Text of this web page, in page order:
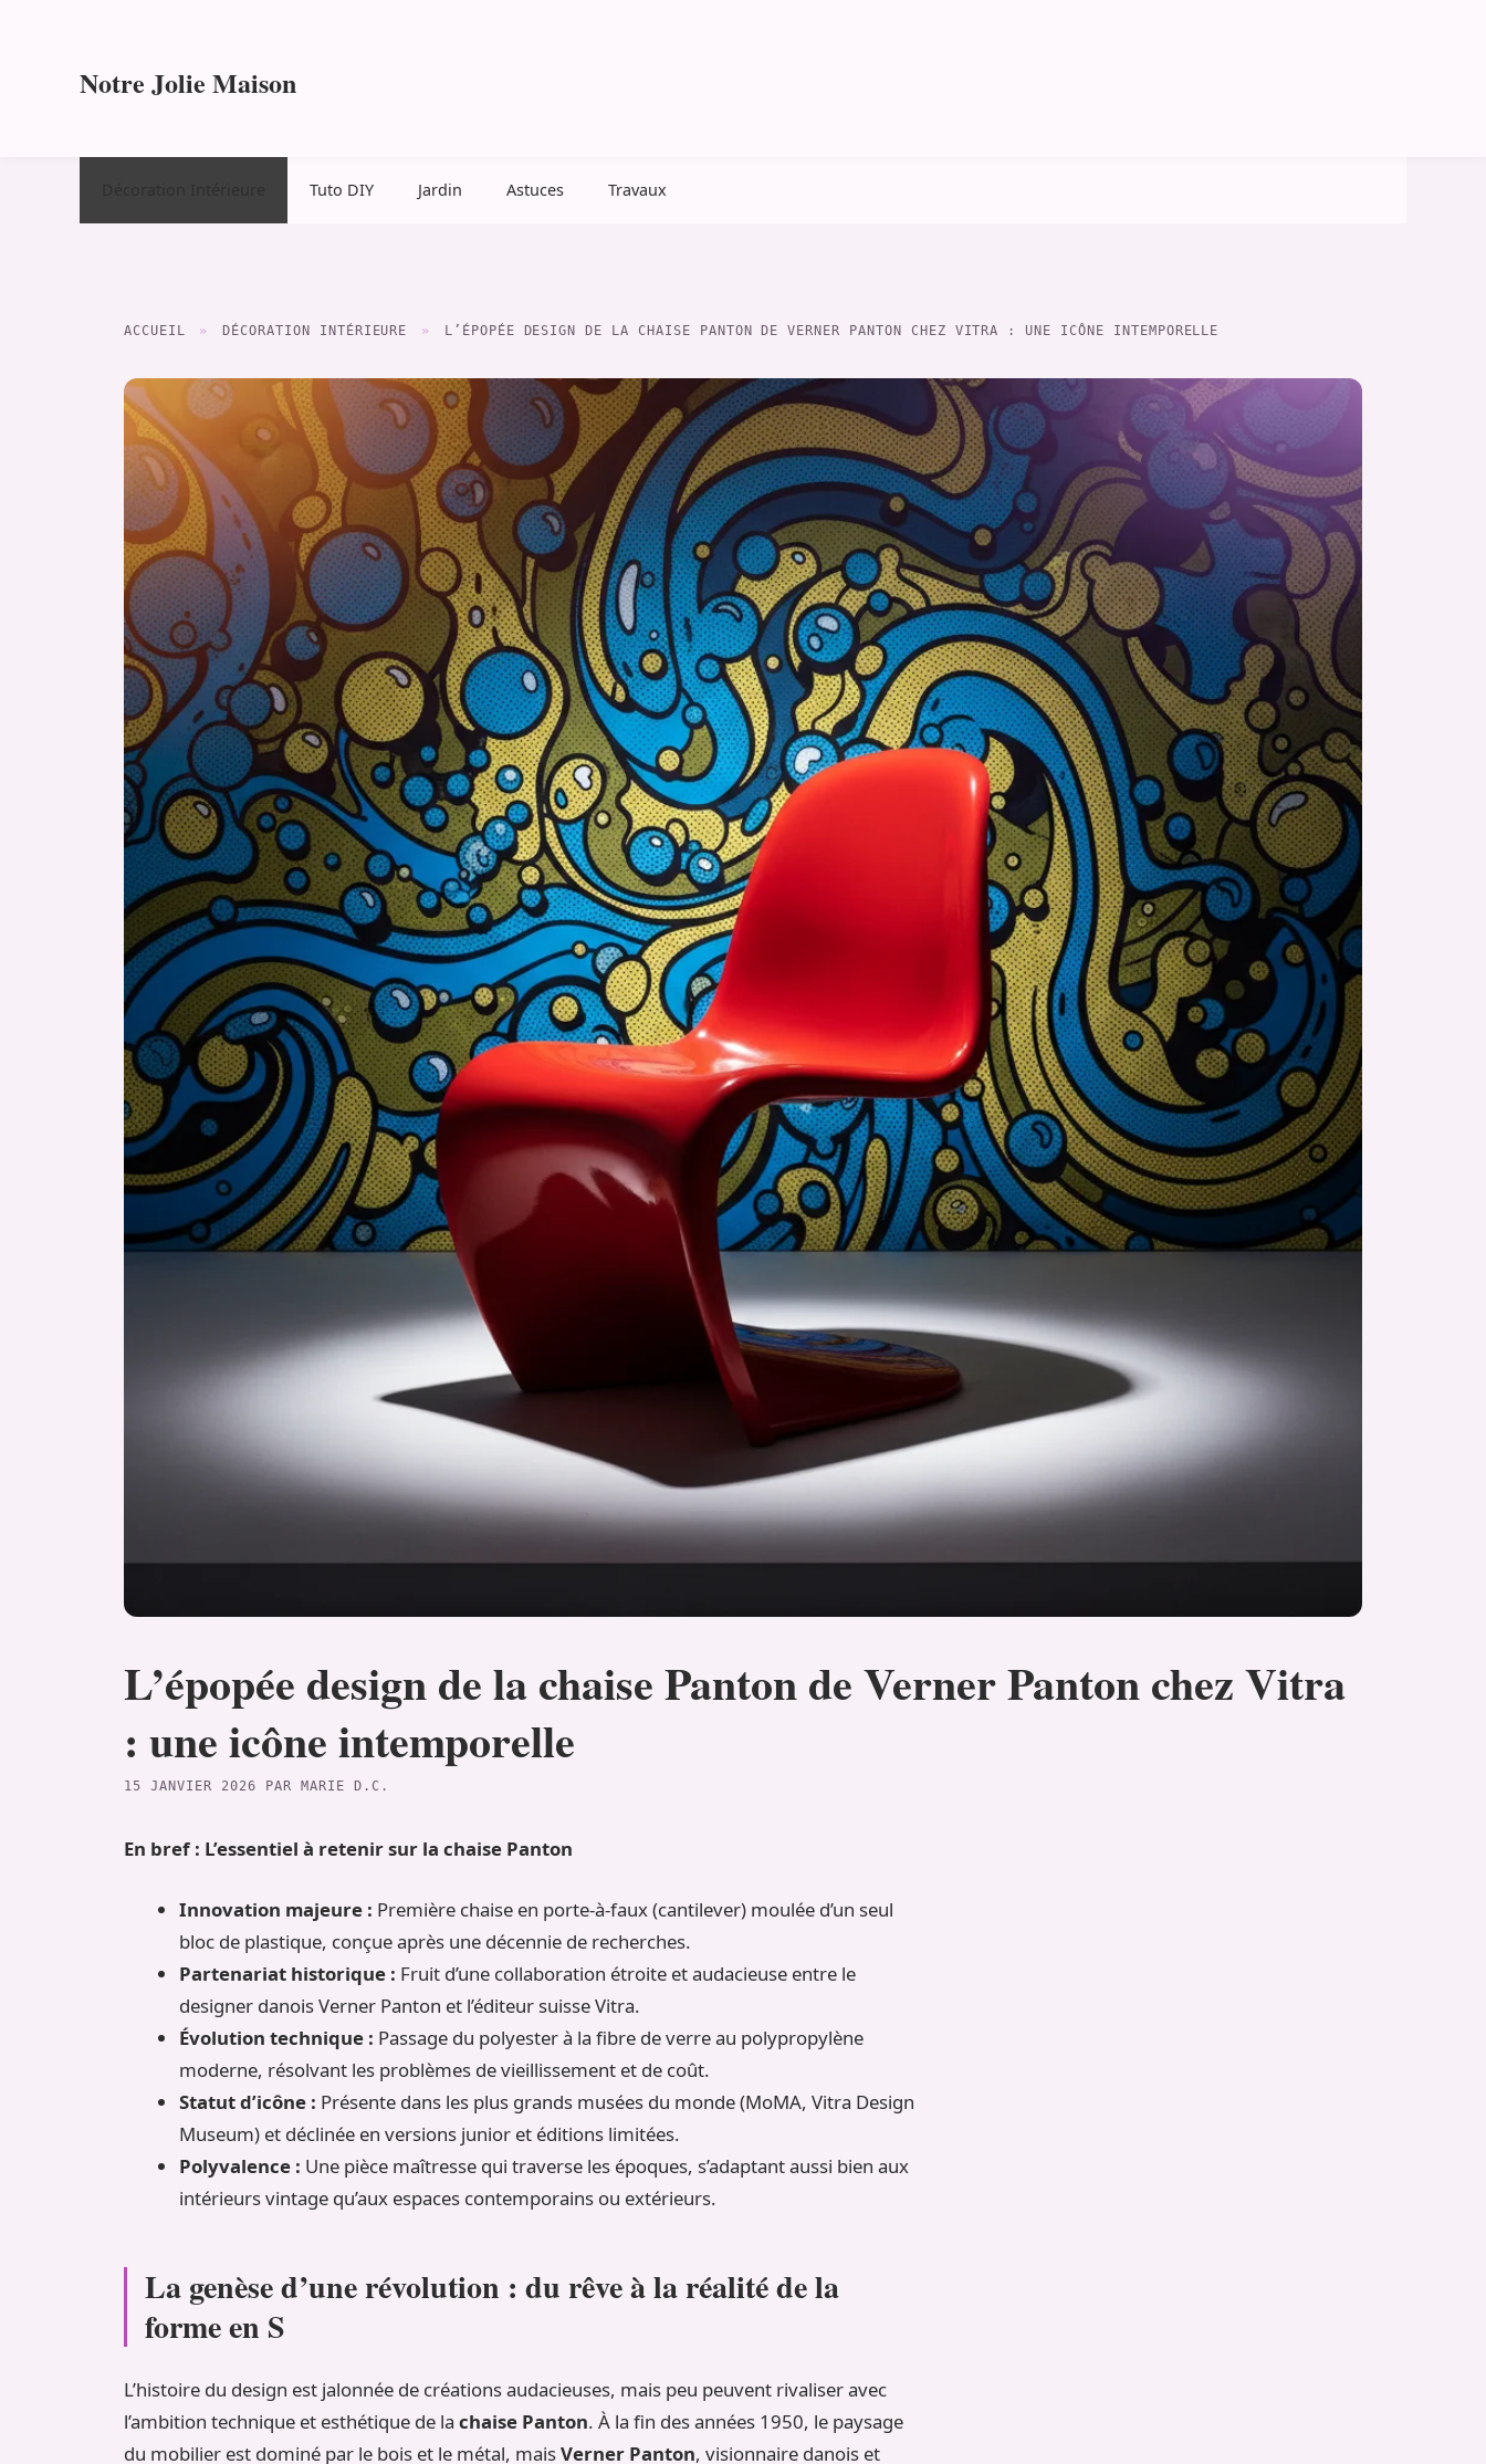
Notre Jolie Maison
Tuto DIY Jardin Astuces Travaux
ACCUEIL » DÉCORATION INTÉRIEURE » L’ÉPOPÉE DESIGN DE LA CHAISE PANTON DE VERNER PANTON CHEZ VITRA : UNE ICÔNE INTEMPORELLE
L’épopée design de la chaise Panton de Verner Panton chez Vitra
: une icône intemporelle
15 JANVIER 2026 PAR MARIE D.C.
En bref : L’essentiel à retenir sur la chaise Panton
Innovation majeure : Première chaise en porte-à-faux (cantilever) moulée d’un seul
bloc de plastique, conçue après une décennie de recherches.
Partenariat historique : Fruit d’une collaboration étroite et audacieuse entre le
designer danois Verner Panton et l’éditeur suisse Vitra.
Évolution technique : Passage du polyester à la fibre de verre au polypropylène
moderne, résolvant les problèmes de vieillissement et de coût.
Statut d’icône : Présente dans les plus grands musées du monde (MoMA, Vitra Design
Museum) et déclinée en versions junior et éditions limitées.
Polyvalence : Une pièce maîtresse qui traverse les époques, s’adaptant aussi bien aux
intérieurs vintage qu’aux espaces contemporains ou extérieurs.
La genèse d’une révolution : du rêve à la réalité de la
forme en S
L’histoire du design est jalonnée de créations audacieuses, mais peu peuvent rivaliser avec
l’ambition technique et esthétique de la chaise Panton. À la fin des années 1950, le paysage
du mobilier est dominé par le bois et le métal, maisVerner Panton, visionnaire danois et